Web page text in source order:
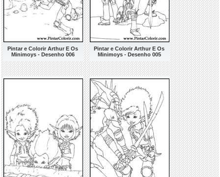
Pintar e Colorir Arthur E Os
Minimoys - Desenho 006
Pintar e Colorir Arthur E Os
Minimoys - Desenho 005